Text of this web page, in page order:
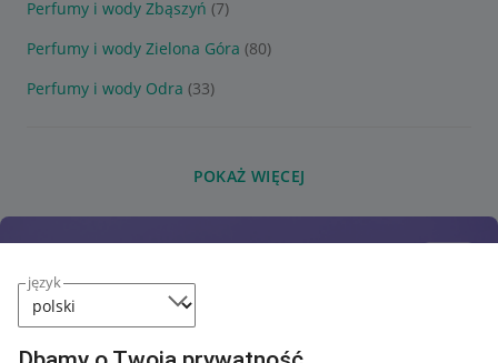
język
Perfumy i wody Zbąszyń (7)
Perfumy i wody Zielona Góra (80)
Perfumy i wody Odra (33)
POKAŻ WIĘCEJ